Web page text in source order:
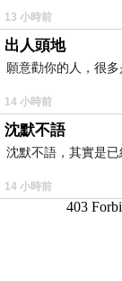
13 小時前
出人頭地
願意勸你的人，很多
14 小時前
沈默不語
沈默不語，其實是已
14 小時前